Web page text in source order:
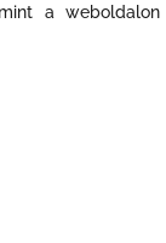
a weboldalon